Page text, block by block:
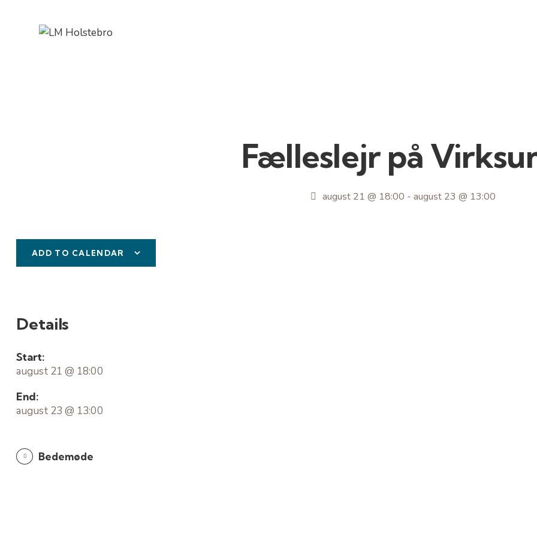
Fælleslejr på
august 21 @ 18:00 - august 23 @ 13:00
ADD TO CALENDAR
Details
Start:
august 21 @ 18:00
End:
august 23 @ 13:00
Bedemøde